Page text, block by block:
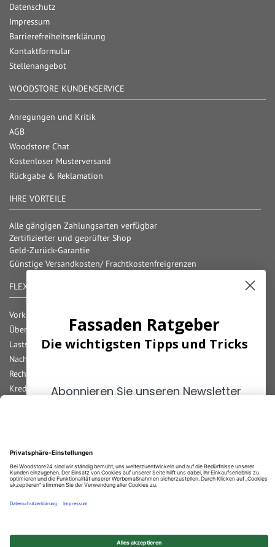
Datenschutz
Impressum
Barrierefreiheitserklärung
Kontaktformular
Stellenangebot
WOODSTORE KUNDENSERVICE
Anregungen und Kritik
AGB
Woodstore Chat
Kostenloser Musterversand
Rückgabe & Reklamation
IHRE VORTEILE
Alle gängigen Zahlungsarten verfügbar
Zertifizierter und geprüfter Shop
Geld-Zurück-Garantie
Günstige Versandkosten/ Frachtkostenfreigrenzen
FLEXIBLE ZAHLUNG
Vorkasse
Überweisung
Lastschrift
Nachnahme
Rechnung
Kreditkarte
Fassaden Ratgeber
Die wichtigsten Tipps und Tricks
Abonnieren Sie unseren Newsletter
ANMELDEN